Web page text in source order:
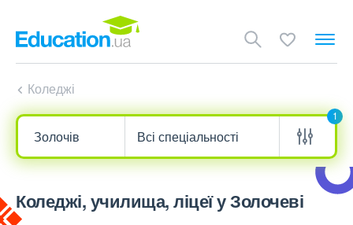
Коледжі
1
Коледжі, училища, ліцеї у Золочеві